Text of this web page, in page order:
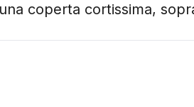
coperta cortissima,